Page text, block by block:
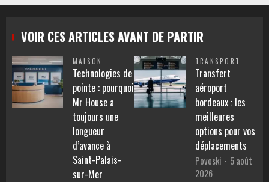
VOIR CES ARTICLES AVANT DE PARTIR
MAISON
Technologies de
pointe : pourquoi
Mr House a
toujours une
longueur
d’avance à
Saint-Palais-
sur-Mer
TRANSPORT
Transfert
aéroport
bordeaux : les
meilleures
options pour vos
déplacements
Povoski
5 août
2026